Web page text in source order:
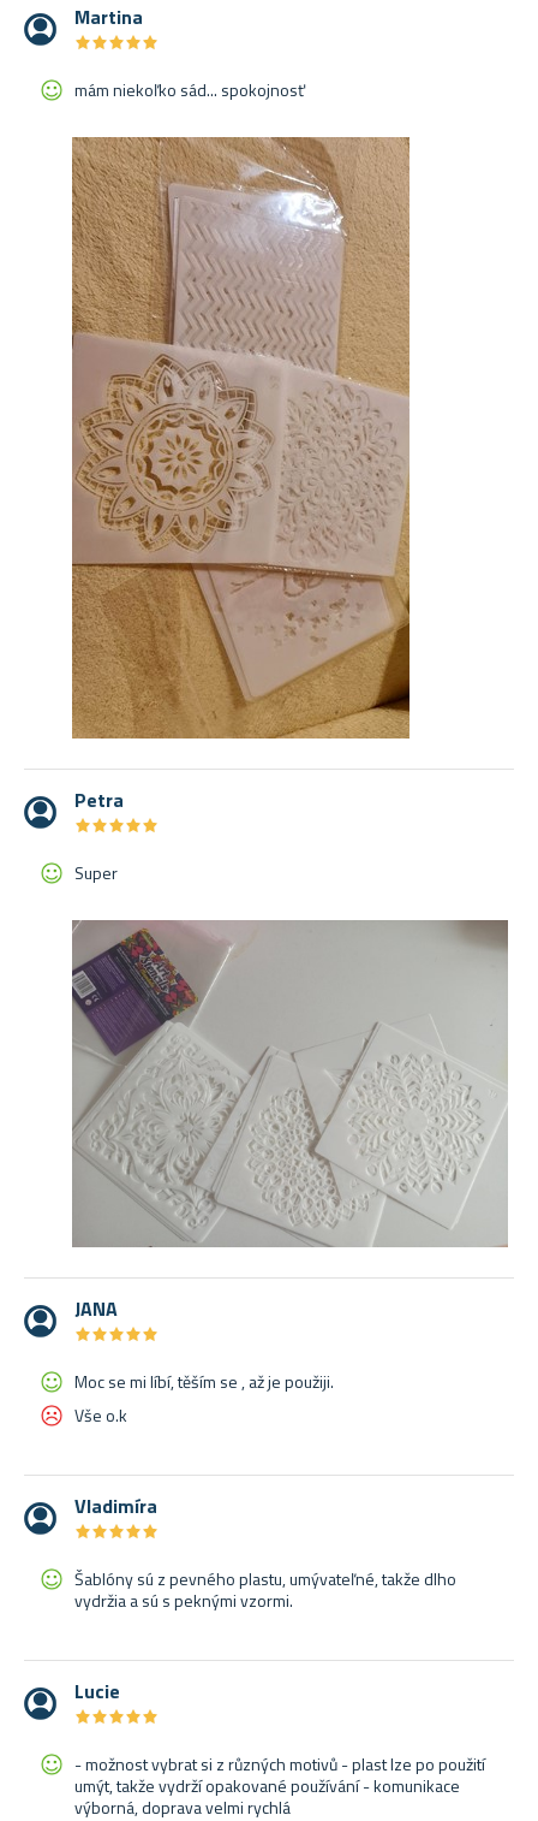
Martina
★★★★★
★★★★★
mám niekoľko sád... spokojnosť
Petra
★★★★★
★★★★★
Super
JANA
★★★★★
★★★★★
Moc se mi líbí, těším se , až je použiji.
Vše o.k
Vladimíra
★★★★★
★★★★★
Šablóny sú z pevného plastu, umývateľné, takže dlho
vydržia a sú s peknými vzormi.
Lucie
★★★★★
★★★★★
- možnost vybrat si z různých motivů - plast lze po použití
umýt, takže vydrží opakované používání - komunikace
výborná, doprava velmi rychlá